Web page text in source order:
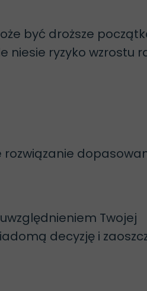
być droższe
niesie ryzyko wzrostu
Twojej
decyzję i